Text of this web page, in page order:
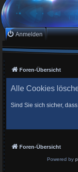
Anmelden
Foren-Übersicht
Alle Cookies
Sind Sie sich sicher,
Foren-Übersicht
Powered by